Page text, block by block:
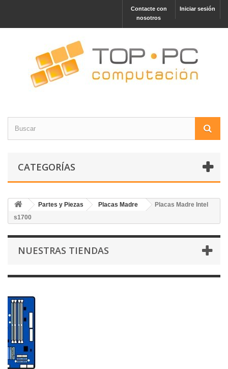
Iniciar sesión
Contacte con
nosotros
CATEGORÍAS
Partes y Piezas Placas Madre
Placas Madre Intel
s1700
NUESTRAS TIENDAS